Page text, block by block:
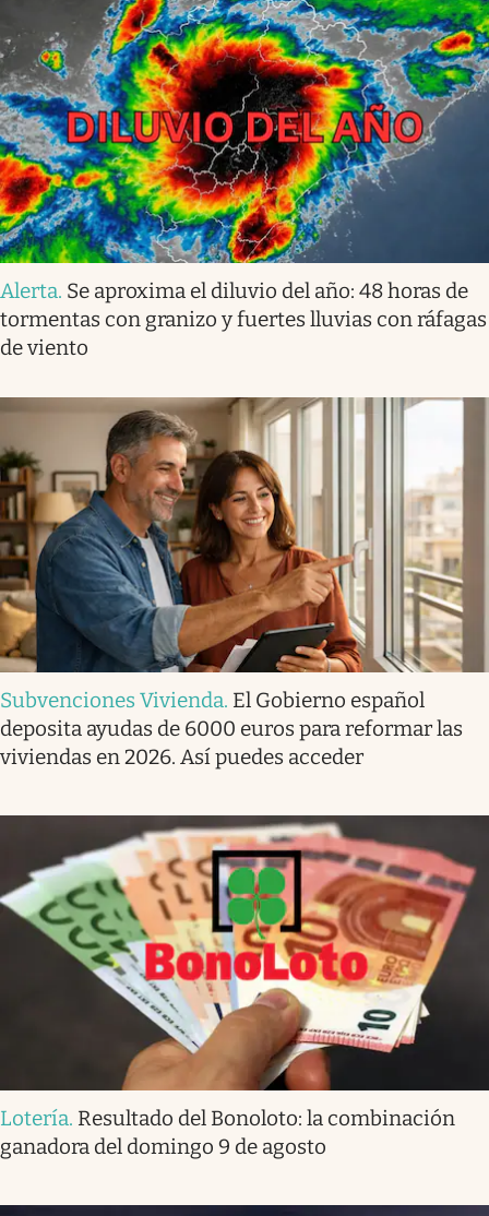
Alerta. Se aproxima el diluvio del año: 48 horas de
tormentas con granizo y fuertes lluvias con ráfagas
de viento
Subvenciones Vivienda. El Gobierno español
deposita ayudas de 6000 euros para reformar las
viviendas en 2026. Así puedes acceder
Lotería. Resultado del Bonoloto: la combinación
ganadora del domingo 9 de agosto